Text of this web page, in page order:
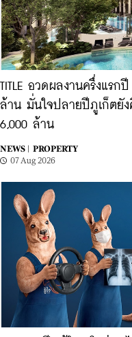
TITLE อวดผลงานครึ่งแรก
ล้าน มั่นใจปลายปีภูเก็ตยั
6,000 ล้าน
NEWS |
PROPERTY
07 Aug 2026